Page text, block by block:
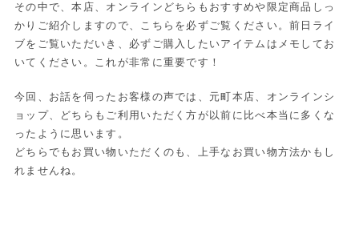
その中で、本店、オンラインどちらもおすすめや限定商品しっ
かりご紹介しますので、こちらを必ずご覧ください。前日ライ
ブをご覧いただいき、必ずご購入したいアイテムはメモしてお
いてください。これが非常に重要です！
今回、お話を伺ったお客様の声では、元町本店、オンラインシ
ョップ、どちらもご利用いただく方が以前に比べ本当に多くな
ったように思います。
どちらでもお買い物いただくのも、上手なお買い物方法かもし
れませんね。